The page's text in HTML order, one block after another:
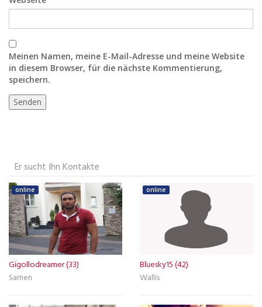
Meinen Namen, meine E-Mail-Adresse und meine Website
in diesem Browser, für die nächste Kommentierung,
speichern.
Er sucht Ihn Kontakte
online
Gigollodreamer (33)
Sarnen
online
Bluesky15 (42)
Wallis